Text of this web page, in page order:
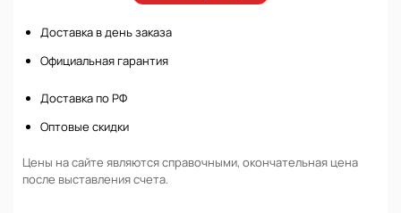
Доставка в день заказа
Официальная гарантия
Доставка по РФ
Оптовые скидки
Цены на сайте являются справочными, окончательная цена
после выставления счета.